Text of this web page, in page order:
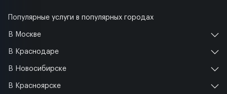
Популярные услуги в популярных городах
В Москве
В Краснодаре
В Новосибирске
В Красноярске